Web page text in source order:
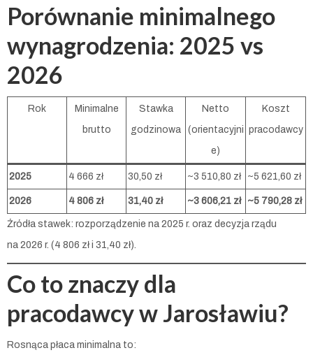
Porównanie minimalnego
wynagrodzenia: 2025 vs
2026
Rok
Minimalne
brutto
Stawka
godzinowa
Netto
(orientacyjni
e)
Koszt
pracodawcy
2025 4 666 zł 30,50 zł ~3 510,80 zł ~5 621,60 zł
2026 4 806 zł 31,40 zł ~3 606,21 zł ~5 790,28 zł
Źródła stawek: rozporządzenie na 2025 r. oraz decyzja rządu
na 2026 r. (4 806 zł i 31,40 zł).
Co to znaczy dla
pracodawcy w Jarosławiu?
Rosnąca płaca minimalna to: